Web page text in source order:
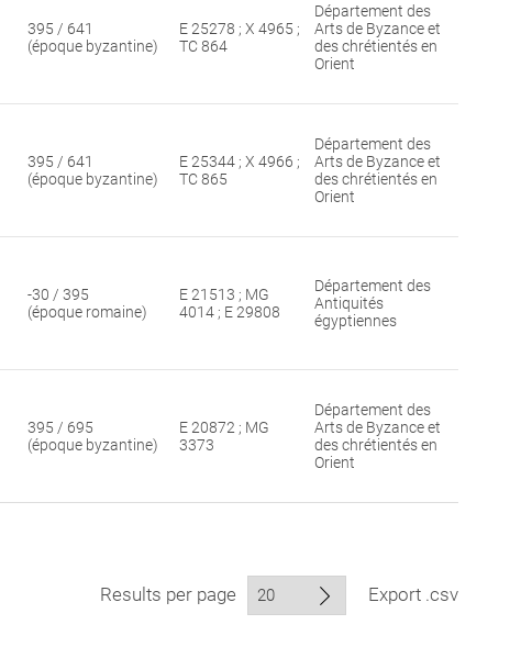
395 / 641
(époque byzantine)
E 25278 ; X 4965 ;
TC 864
Département des
Arts de Byzance et
des chrétientés en
Orient
395 / 641
(époque byzantine)
E 25344 ; X 4966 ;
TC 865
Département des
Arts de Byzance et
des chrétientés en
Orient
-30 / 395
(époque romaine)
E 21513 ; MG
4014 ; E 29808
Département des
Antiquités
égyptiennes
395 / 695
(époque byzantine)
E 20872 ; MG
3373
Département des
Arts de Byzance et
des chrétientés en
Orient
Results per page Export .csv